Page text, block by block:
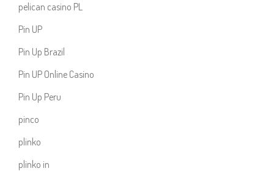
pelican casino PL
Pin UP
Pin Up Brazil
Pin UP Online Casino
Pin Up Peru
pinco
plinko
plinko in